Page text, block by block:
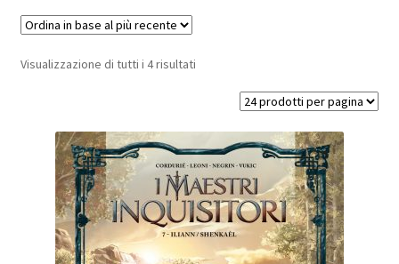
Il mio account
Visualizzazione di tutti i 4 risultati